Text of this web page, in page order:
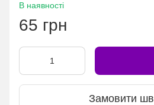
В наявності
65 грн
Замовити